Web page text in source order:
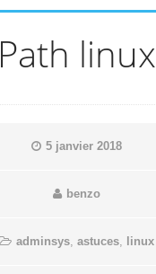
Path linux
5 janvier 2018
benzo
adminsys, astuces, linux